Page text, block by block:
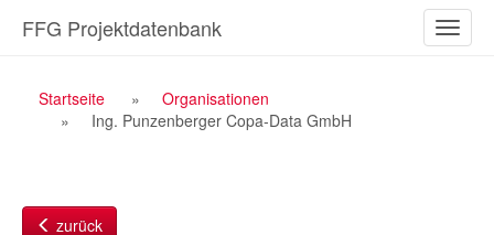
Inhalt
ein-/
FFG Projektdatenbank
Breadcrumb
Navigation
Startseite
Organisationen
Ing. Punzenberger Copa-Data GmbH
zurück